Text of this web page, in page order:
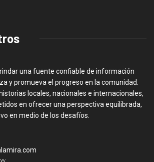
una fuente confiable de información
y promueva el progreso en la comunidad.
locales, nacionales e internacionales,
en ofrecer una perspectiva equilibrada,
en medio de los desafíos.